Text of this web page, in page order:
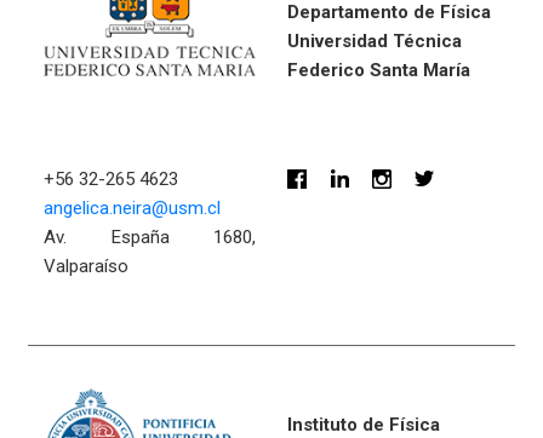
Departamento de Física
Universidad Técnica
Federico Santa María
+56 32-265 4623
angelica.neira@usm.cl
Av. España 1680,
Valparaíso
Instituto de Física